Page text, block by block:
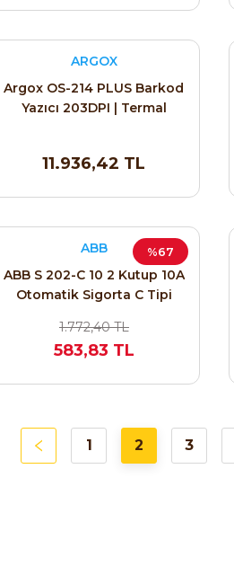
ARGOX
Argox OS-214 PLUS Barkod
Yazıcı 203DPI | Termal
11.936,42 TL
%67
ABB
ABB S 202-C 10 2 Kutup 10A
Otomatik Sigorta C Tipi
1.772,40 TL
583,83 TL
1 2 3